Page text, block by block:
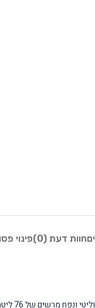
חוות דעת (0) פינוי